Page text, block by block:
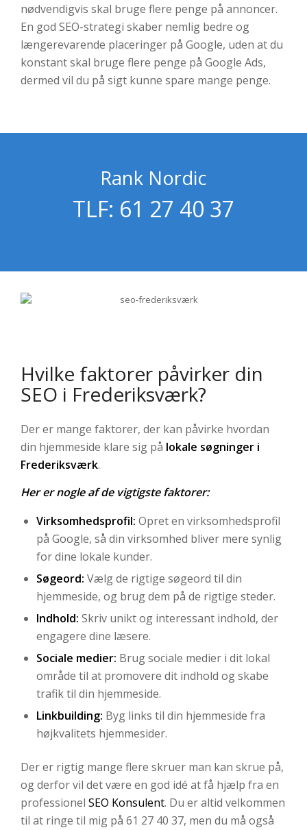
nødvendigvis skal bruge flere penge på annoncer.
En god SEO-strategi skaber nemlig bedre og
længerevarende placeringer på Google, uden at du
konstant skal bruge flere penge på Google Ads,
dermed vil du på sigt kunne spare mange penge.
Rank Nordic
TLF: 61 27 40 37
Hvilke faktorer påvirker din
SEO i Frederiksværk?
Der er mange faktorer, der kan påvirke hvordan
din hjemmeside klare sig på lokale søgninger i
Frederiksværk.
Her er nogle af de vigtigste faktorer:
Virksomhedsprofil: Opret en virksomhedsprofil
på Google, så din virksomhed bliver mere synlig
for dine lokale kunder.
Søgeord: Vælg de rigtige søgeord til din
hjemmeside, og brug dem på de rigtige steder.
Indhold: Skriv unikt og interessant indhold, der
engagere dine læsere.
Sociale medier: Brug sociale medier i dit lokal
område til at promovere dit indhold og skabe
trafik til din hjemmeside.
Linkbuilding: Byg links til din hjemmeside fra
højkvalitets hjemmesider.
Der er rigtig mange flere skruer man kan skrue på,
og derfor vil det være en god idé at få hjælp fra en
professionel SEO Konsulent. Du er altid velkommen
til at ringe til mig på 61 27 40 37, men du må også